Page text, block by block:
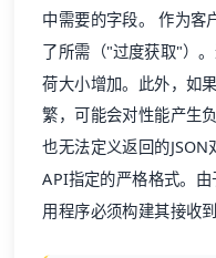
中需要的字段。 作为客
了所需（"过度获取"）
荷大小增加。此外，如
繁，可能会对性能产生
也无法定义返回的
API指定的严格格式。
用程序必须构建其接收